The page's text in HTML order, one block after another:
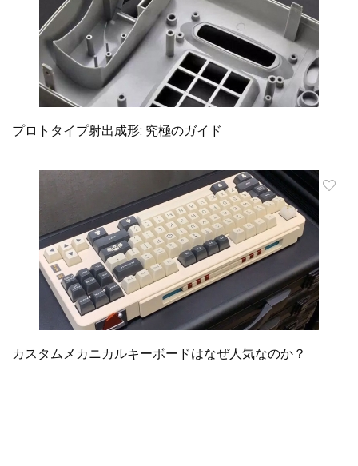
プロトタイプ射出成形: 究極のガイド
カスタムメカニカルキーボードはなぜ人気なのか？